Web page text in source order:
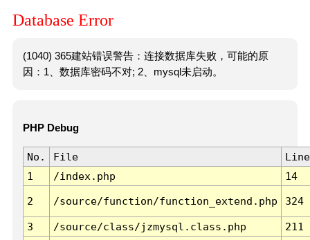
Database Error
(1040) 365建站错误警告：连接数据库失败，可能的原
因：1、数据库密码不对; 2、mysql未启动。
PHP Debug
No. File
Line
1
/index.php 14
2 /source/function/function_extend.php 324
3 /source/class/jzmysql.class.php
211